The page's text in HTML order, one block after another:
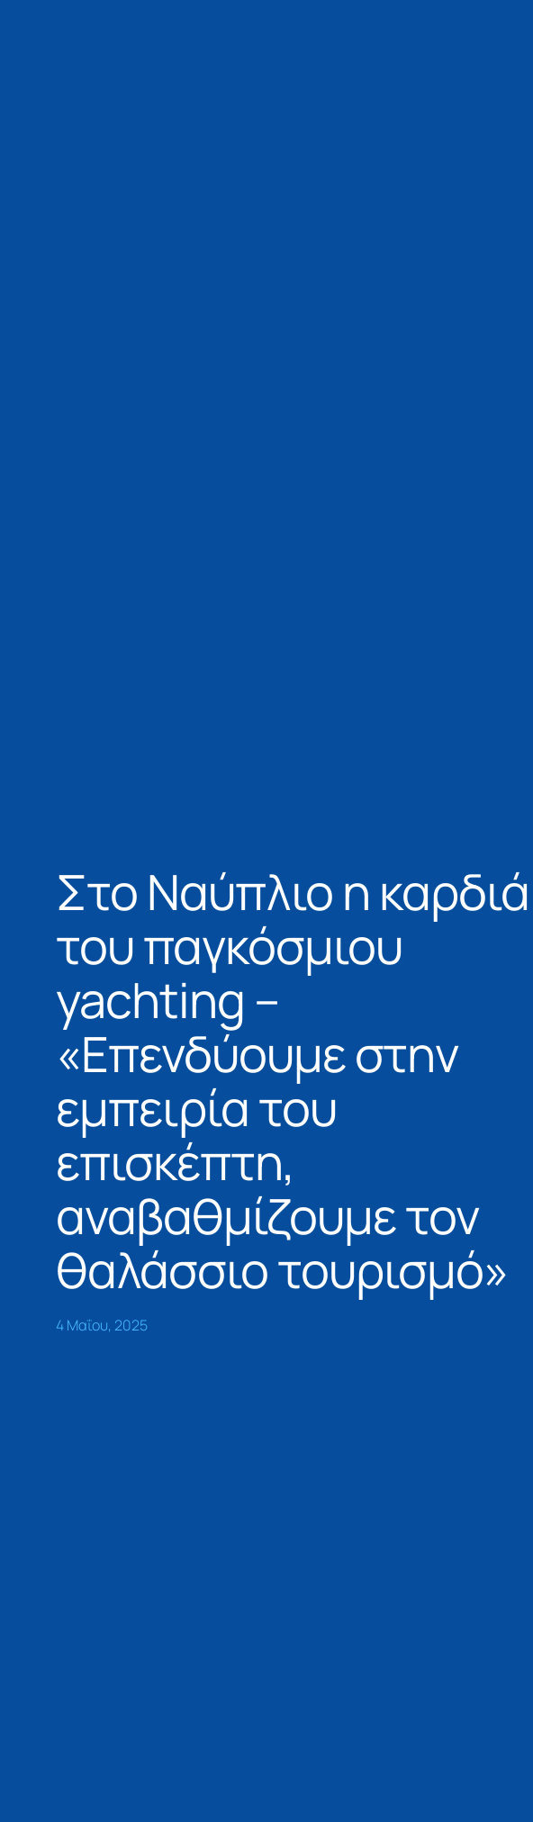
Στο Ναύπλιο η καρδιά
του παγκόσμιου
yachting –
«Επενδύουμε στην
εμπειρία του
επισκέπτη,
αναβαθμίζουμε τον
θαλάσσιο τουρισμό»
4 Μαΐου, 2025